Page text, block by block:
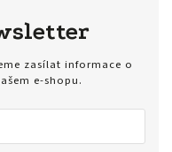
zasílat informace o
e-shopu.